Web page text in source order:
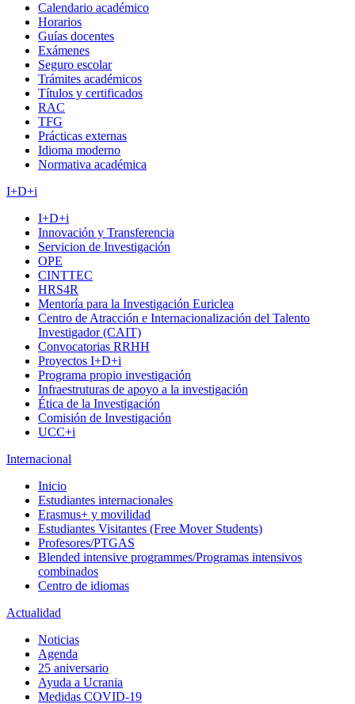
Calendario académico
Horarios
Guías docentes
Exámenes
Seguro escolar
Trámites académicos
Títulos y certificados
RAC
TFG
Prácticas externas
Idioma moderno
Normativa académica
I+D+i
I+D+i
Innovación y Transferencia
Servicion de Investigación
OPE
CINTTEC
HRS4R
Mentoría para la Investigación Euriclea
Centro de Atracción e Internacionalización del Talento
Investigador (CAIT)
Convocatorias RRHH
Proyectos I+D+i
Programa propio investigación
Infraestruturas de apoyo a la investigación
Ética de la Investigación
Comisión de Investigación
UCC+i
Internacional
Inicio
Estudiantes internacionales
Erasmus+ y movilidad
Estudiantes Visitantes (Free Mover Students)
Profesores/PTGAS
Blended intensive programmes/Programas intensivos
combinados
Centro de idiomas
Actualidad
Noticias
Agenda
25 aniversario
Ayuda a Ucrania
Medidas COVID-19